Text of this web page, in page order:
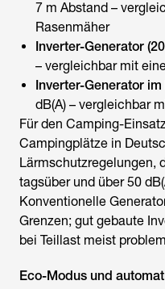
7 m Abstand –
Rasenmäher
Inverter-Generator
– vergleichbar mit
Inverter-Generator
dB(A) – vergleichbar
Für den Camping-
Campingplätze in
Lärmschutzregelungen,
tagsüber und über 50
Konventionelle
Grenzen; gut gebaute
bei Teillast meist
Eco-Modus und